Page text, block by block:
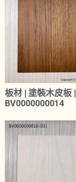
板材 | 塗裝木皮板 |
BV0000000014